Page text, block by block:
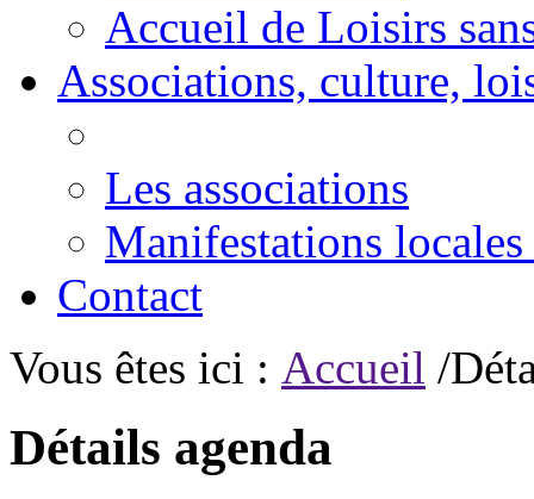
Accueil de Loisirs
Associations, culture,
Les associations
Manifestations locales
Contact
Vous êtes ici : Accueil /
Détails agenda